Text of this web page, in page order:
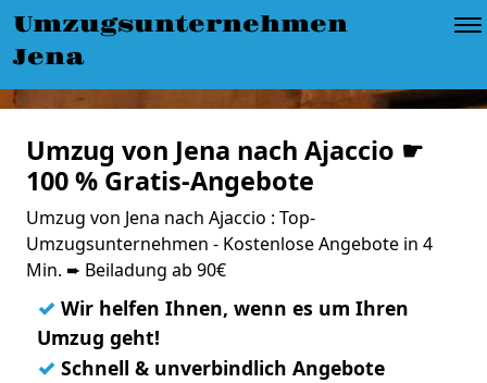
Umzugsunternehmen
Jena
Umzug von Jena nach Ajaccio ☛
100 % Gratis-Angebote
Umzug von Jena nach Ajaccio : Top-
Umzugsunternehmen - Kostenlose Angebote in 4
Min. ➨ Beiladung ab 90€
✓ Wir helfen Ihnen, wenn es um Ihren
Umzug geht!
✓ Schnell & unverbindlich Angebote